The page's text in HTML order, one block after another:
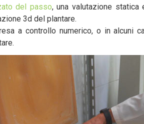
del passo, una valutazione
3d del plantare.
a controllo numerico, o in alcuni